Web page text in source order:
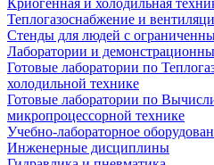
Криогенная и холодильная
Теплогазоснабжение и
Стенды для людей с
Лаборатории и
Готовые лаборатории по
холодильной технике
Готовые лаборатории по
микропроцессорной технике
Учебно-лабораторное
Инженерные дисциплины